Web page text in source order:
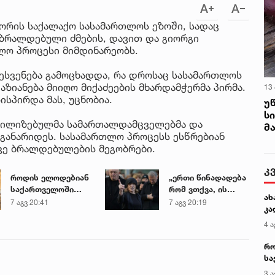
საქალაქო სასამართლოს ეზოში, სადაც
ძმების, დავით და გიორგი
პროცესი მიმდინარეობს.
გამოცხადდა, რა დროსაც სასამართლოს
მიიღო მიქაძეების მხარდამჭერმა პირმა.
მას, უცნობია.
სამართალდამცველებმა და
სასამართლო პროცესს ესწრებიან
ბრალდებულების მეგობრები.
როდის ელოდებიან
საქართველოში
+40-გრადუსიან
7 აგვ 20:41
„ერთი წინადადება
რომ ვთქვა, ის
გახდის ნათელს,
7 აგვ 20:19
13
4